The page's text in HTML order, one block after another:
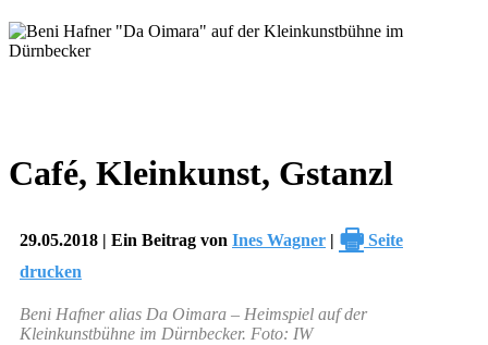
Café, Kleinkunst, Gstanzl
29.05.2018 | Ein Beitrag von Ines Wagner | 🖶 Seite
drucken
Beni Hafner alias Da Oimara – Heimspiel auf der
Kleinkunstbühne im Dürnbecker. Foto: IW